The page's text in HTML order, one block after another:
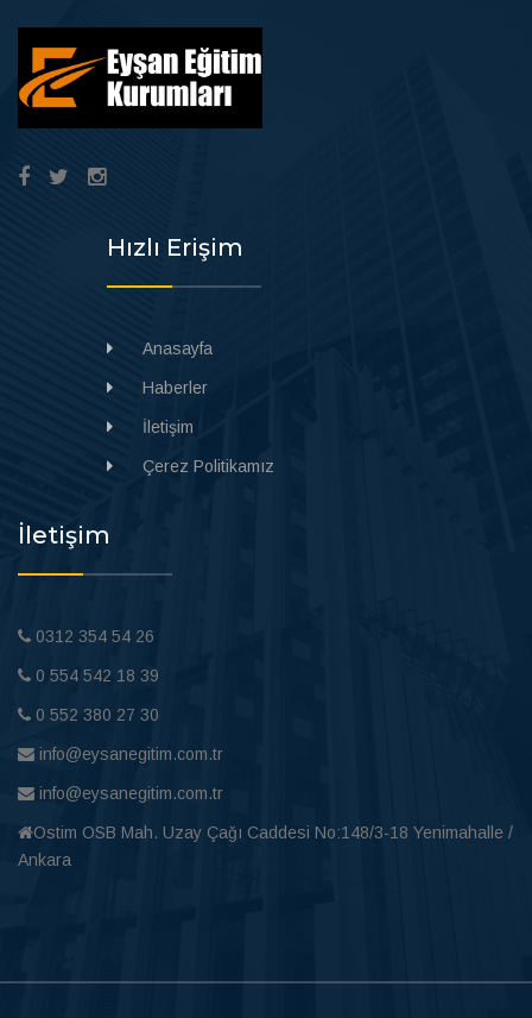
Hızlı Erişim
Anasayfa
Haberler
İletişim
Çerez Politikamız
İletişim
0312 354 54 26
0 554 542 18 39
0 552 380 27 30
info@eysanegitim.com.tr
info@eysanegitim.com.tr
Ostim OSB Mah. Uzay Çağı Caddesi No:148/3-18 Yenimahalle /
Ankara